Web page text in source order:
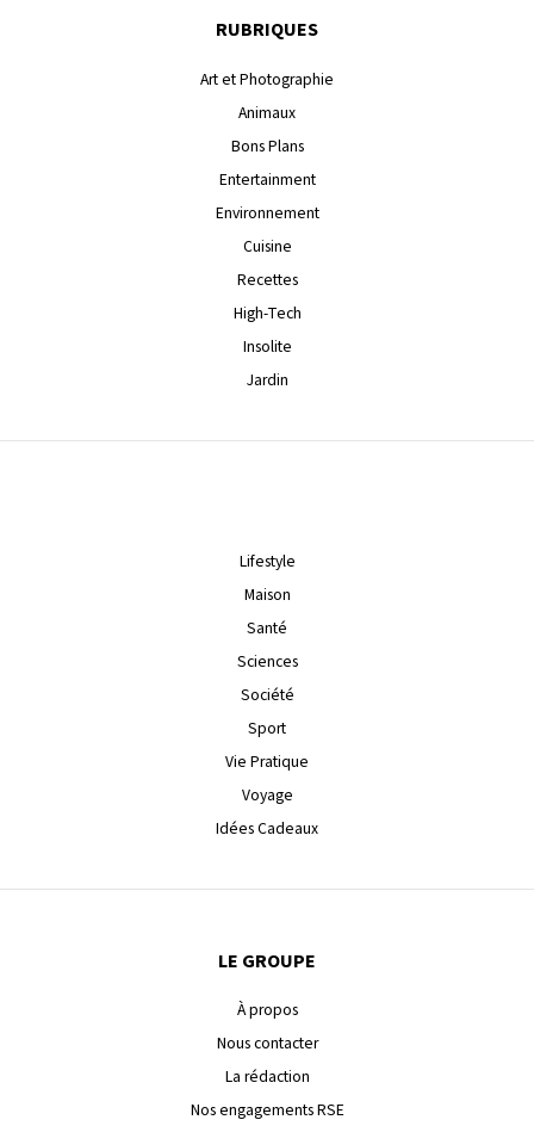
RUBRIQUES
Art et Photographie
Animaux
Bons Plans
Entertainment
Environnement
Cuisine
Recettes
High-Tech
Insolite
Jardin
Lifestyle
Maison
Santé
Sciences
Société
Sport
Vie Pratique
Voyage
Idées Cadeaux
LE GROUPE
À propos
Nous contacter
La rédaction
Nos engagements RSE